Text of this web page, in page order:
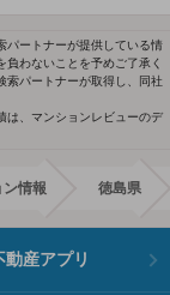
パートナーが提供している情
わないことを予めご了承く
索パートナーが取得し、同社
は、マンションレビューのデ
ン情報 徳島県
動産アプリ